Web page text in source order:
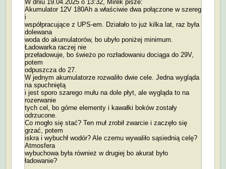
W dniu 19.04.2025 o 13:32, Mirek pisze:
Akumulator 12V 180Ah a właściwie dwa połączone w szereg
i
współpracujące z UPS-em. Działało to już kilka lat, raz była
dolewana
woda do akumulatorów, bo ubyło poniżej minimum.
Ładowarka raczej nie
przeładowuje, bo świeżo po rozładowaniu dociąga do 29V,
potem
odpuszcza do 27.
W jednym akumulatorze rozwaliło dwie cele. Jedna wygląda
na spuchniętą
i jest sporo szarego mułu na dole płyt, ale wygląda to na
rozerwanie
tych cel, bo górne elementy i kawałki boków zostały
odrzucone.
Co mogło się stać? Ten muł zrobił zwarcie i zaczęło się
grzać, potem
iskra i wybuchł wodór? Ale czemu wywaliło sąsiednią celę?
Atmosfera
wybuchowa była również w drugiej bo akurat było
ładowanie?